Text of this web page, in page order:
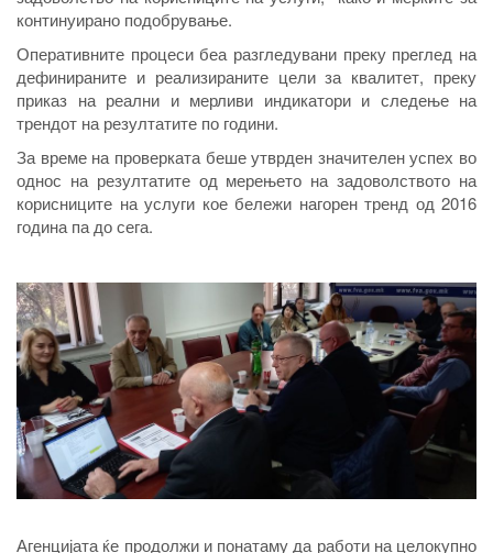
континуирано подобрување.
Оперативните процеси беа разгледувани преку преглед на
дефинираните и реализираните цели за квалитет, преку
приказ на реални и мерливи индикатори и следење на
трендот на резултатите по години.
За време на проверката беше утврден значителен успех во
однос на резултатите од мерењето на задоволството на
корисниците на услуги кое бележи нагорен тренд од 2016
година па до сега.
Агенцијата ќе продолжи и понатаму да работи на целокупно